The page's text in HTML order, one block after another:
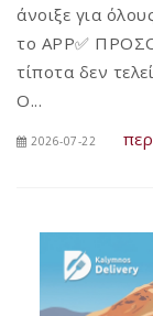
άνοιξε για
το APP✅
τίποτα δεν
Ο...
2026-07-22